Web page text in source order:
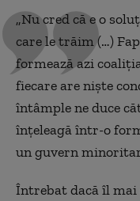
„Nu cred că e o
care le trăim (…)
formează azi
fiecare are nişte
întâmple ne duce
înţeleagă într-o
un guvern
Întrebat dacă îl mai